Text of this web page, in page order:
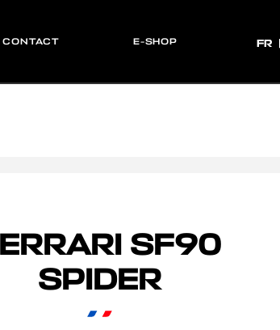
CONTACT E-SHOP FR
FR
SF90
SPIDER